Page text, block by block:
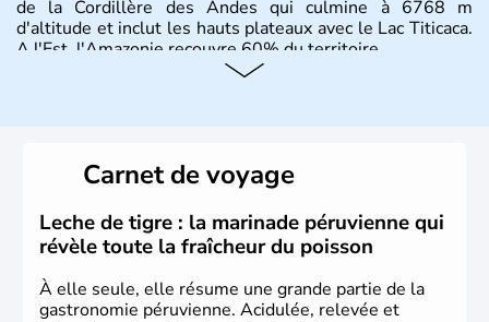
de la Cordillère des Andes qui culmine à 6768 m
d'altitude et inclut les hauts plateaux avec le Lac Titicaca.
A l'Est, l'Amazonie recouvre 60% du territoire.
Carnet de voyage
Leche de tigre : la marinade péruvienne qui
révèle toute la fraîcheur du poisson
À elle seule, elle résume une grande partie de la
gastronomie péruvienne. Acidulée, relevée et